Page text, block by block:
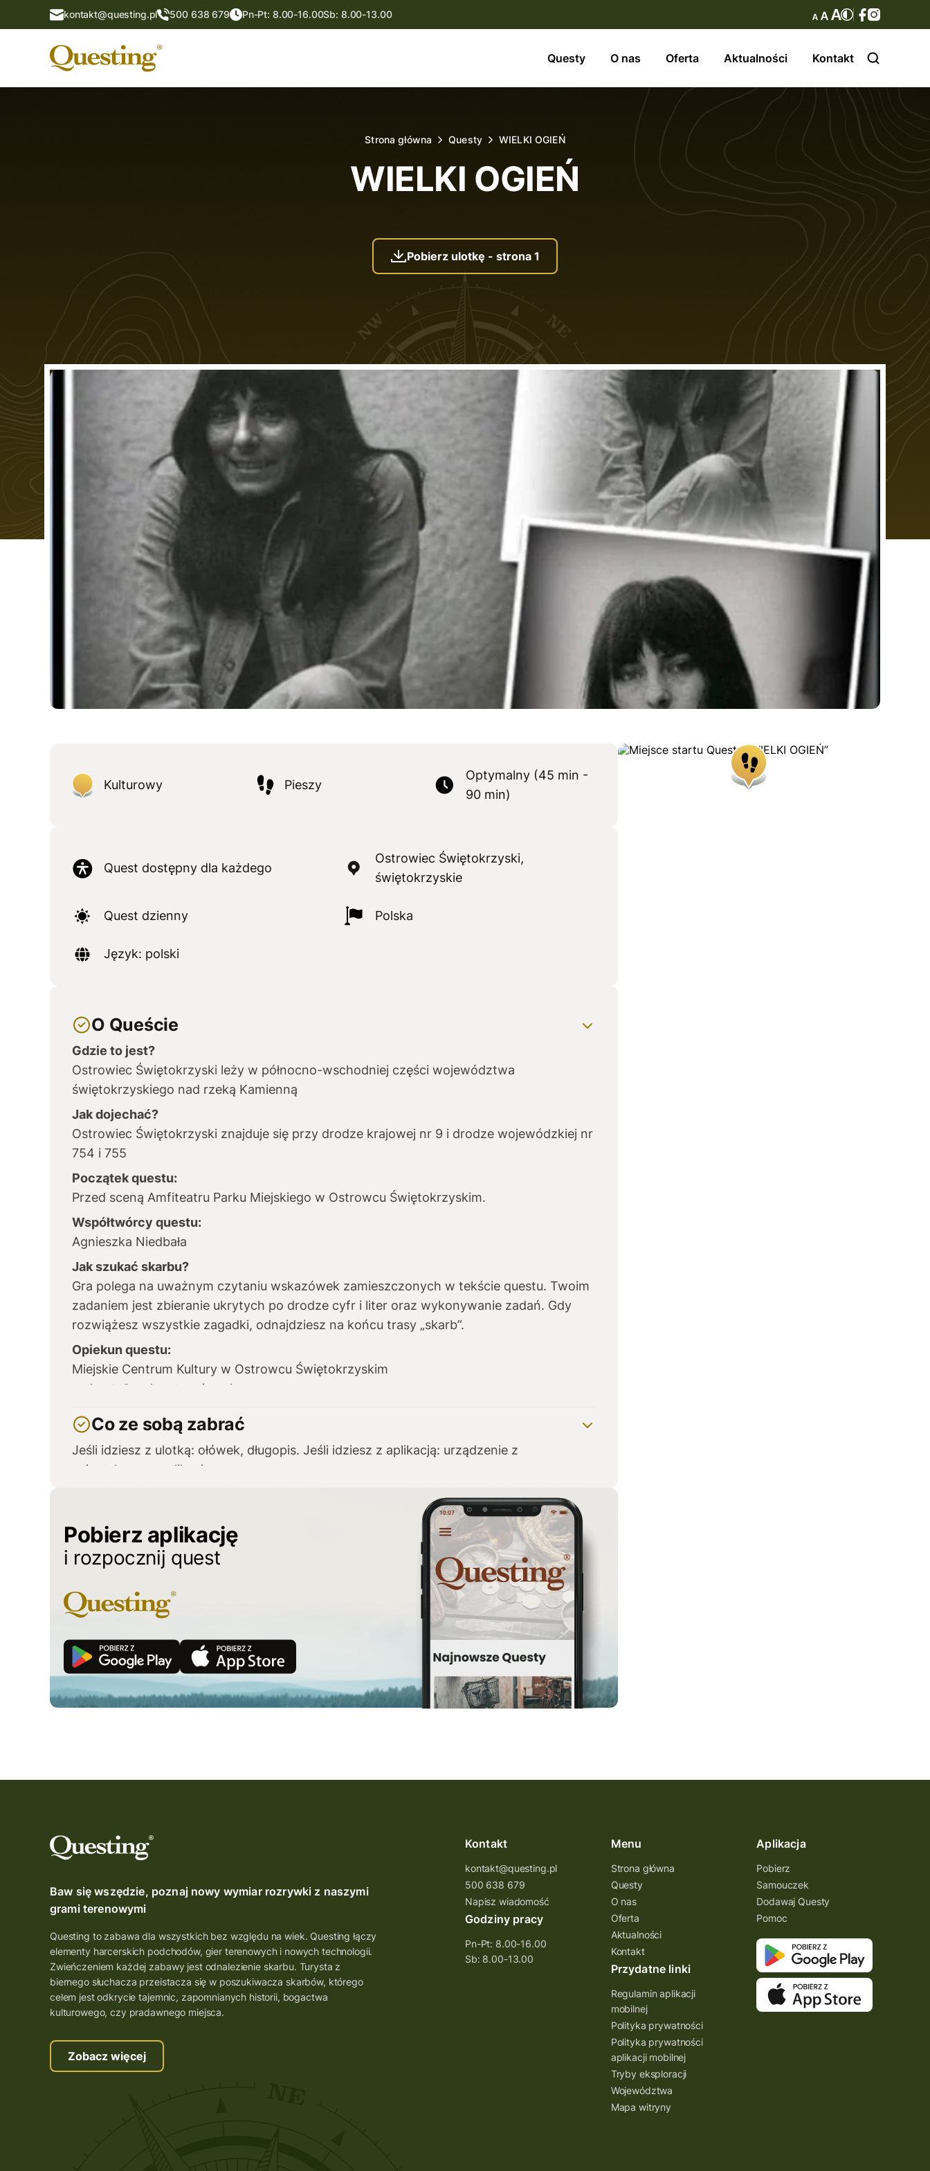
kontakt@questing.pl 500 638 679 Pn-Pt: 8.00-16.00Sb: 8.00-13.00
Questy O nas Oferta Aktualności Kontakt
O nas
Aktualności
Strona główna Questy WIELKI OGIEŃ
WIELKI OGIEŃ
Pobierz ulotkę - strona 1
Kulturowy Pieszy
Optymalny (45 min -
90 min)
Quest dostępny dla każdego
Ostrowiec Świętokrzyski,
świętokrzyskie
Quest dzienny Polska
Język: polski
O Queście
Gdzie to jest?
Ostrowiec Świętokrzyski leży w północno-wschodniej części województwa
świętokrzyskiego nad rzeką Kamienną
Jak dojechać?
Ostrowiec Świętokrzyski znajduje się przy drodze krajowej nr 9 i drodze wojewódzkiej nr
754 i 755
Początek questu:
Przed sceną Amfiteatru Parku Miejskiego w Ostrowcu Świętokrzyskim.
Współtwórcy questu:
Agnieszka Niedbała
Jak szukać skarbu?
Gra polega na uważnym czytaniu wskazówek zamieszczonych w tekście questu. Twoim
zadaniem jest zbieranie ukrytych po drodze cyfr i liter oraz wykonywanie zadań. Gdy
rozwiążesz wszystkie zagadki, odnajdziesz na końcu trasy „skarb”.
Opiekun questu:
Miejskie Centrum Kultury w Ostrowcu Świętokrzyskim
mckostr@mck.ostrowiec.pl
Co ze sobą zabrać
Jeśli idziesz z ulotką: ołówek, długopis. Jeśli idziesz z aplikacją: urządzenie z
zainstalowaną aplikacją.
Pobierz aplikację
i rozpocznij quest
Baw się wszędzie, poznaj nowy wymiar rozrywki z naszymi
grami terenowymi
Questing to zabawa dla wszystkich bez względu na wiek. Questing łączy
elementy harcerskich podchodów, gier terenowych i nowych technologii.
Zwieńczeniem każdej zabawy jest odnalezienie skarbu. Turysta z
biernego słuchacza przeistacza się w poszukiwacza skarbów, którego
celem jest odkrycie tajemnic, zapomnianych historii, bogactwa
kulturowego, czy pradawnego miejsca.
Zobacz więcej
Kontakt
kontakt@questing.pl
500 638 679
Napisz wiadomość
Godziny pracy
Pn-Pt: 8.00-16.00
Sb: 8.00-13.00
Menu
Strona główna
Questy
O nas
Oferta
Aktualności
Kontakt
Przydatne linki
Regulamin aplikacji
mobilnej
Polityka prywatności
Polityka prywatności
aplikacji mobilnej
Tryby eksploracji
Województwa
Mapa witryny
Aplikacja
Pobierz
Samouczek
Dodawaj Questy
Pomoc